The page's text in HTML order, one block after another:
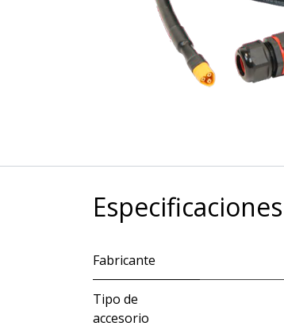
Especificaciones
Fabricante
Tipo de
accesorio